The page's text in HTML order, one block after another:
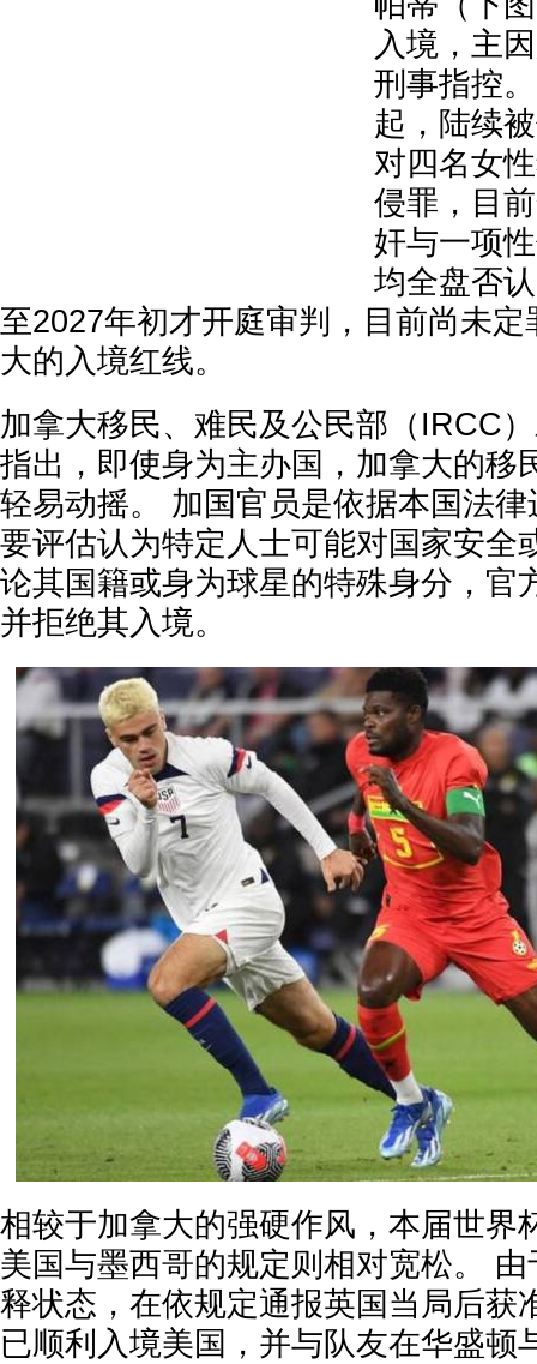
入境，主
刑事指控
起，陆续
对四名女
侵罪，目
奸与一项
均全盘否
至2027年初才开庭审判，目前尚未
大的入境红线。
加拿大移民、难民及公民部（IRCC
指出，即使身为主办国，加拿大的移
轻易动摇。 加国官员是依据本国法
要评估认为特定人士可能对国家安全
论其国籍或身为球星的特殊身分，官
并拒绝其入境。
相较于加拿大的强硬作风，本届世界
美国与墨西哥的规定则相对宽松。
释状态，在依规定通报英国当局后获
已顺利入境美国，并与队友在华盛顿